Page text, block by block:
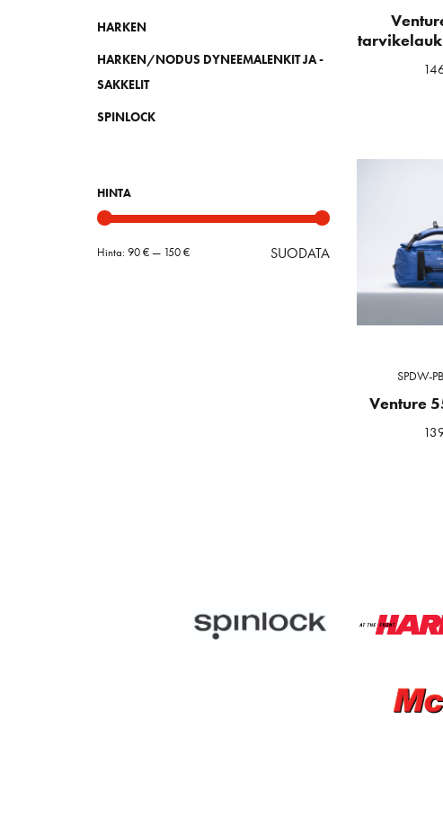
HARKEN
HARKEN/NODUS DYNEEMALENKIT JA -
SAKKELIT
SPINLOCK
HINTA
Minimihinta
Maksimihinta
SUODATA
Hinta: 90 €— 150 €
SPDW-
Venture